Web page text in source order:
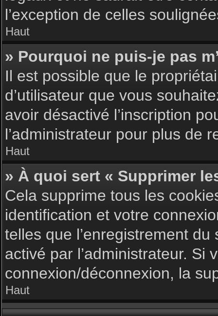
l’exception de celles
Haut
» Pourquoi ne puis-je pas
Il est possible que le
d’utilisateur que vous
avoir désactivé l’inscription
l’administrateur pour plus de
Haut
» À quoi sert « Supprimer
Cela supprime tous les
identification et votre
telles que l’enregistrement
activé par l’administrateur. Si
connexion/déconnexion, la
Haut